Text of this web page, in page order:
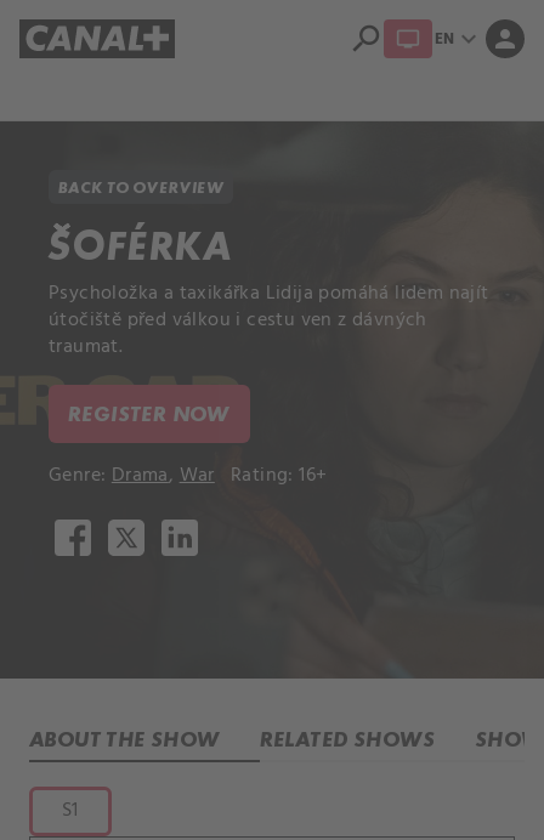
search EN expand_more person
BACK TO OVERVIEW
ŠOFÉRKA
Psycholožka a taxikářka Lidija pomáhá lidem najít
útočiště před válkou i cestu ven z dávných
traumat.
REGISTER NOW
Genre: Drama, War Rating: 16+
ABOUT THE SHOW RELATED SHOWS
S1